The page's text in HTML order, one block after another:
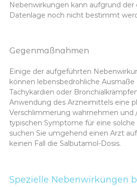
Nebenwirkungen kann aufgrund der
Datenlage noch nicht bestimmt
Gegenmaßnahmen
Einige der aufgeführten
können lebensbedrohliche
Tachykardien oder
Anwendung des Arzneimittels eine
Verschlimmerung wahrnehmen und
typischen Symptome für eine solche
suchen Sie umgehend einen Arzt
keinen Fall die Salbutamol-Dosis.
Spezielle Nebenwirkungen